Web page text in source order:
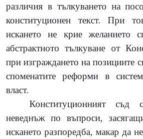
различия в тълкуването на
конституционен текст. При
искането не крие желанието
абстрактното тълкуване от
при изграждането на позициите
споменатите реформи в
власт.
Конституционният съд
неведнъж по въпроси,
искането разпоредба, макар да